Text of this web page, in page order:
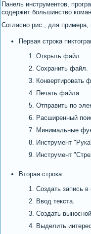
Панель инструментов,
содержит большинство
Согласно рис., для примера,
Первая строка
Открыть файл.
Сохранить файл.
Конвертировать
Печать файла .
Отправить по
Расширенный
Минимальные
Инструмент
Инструмент
Вторая строка:
Создать запись
Ввод текста.
Создать
Выделить